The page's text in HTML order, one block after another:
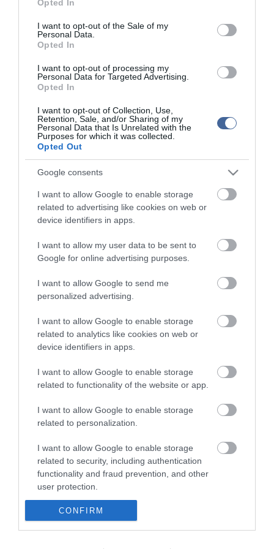
use your data for below specified purposes in below Google
consent section.
Opted In
I want to opt-out of the Sale of my
Personal Data.
Opted In
I want to opt-out of processing my
Personal Data for Targeted Advertising.
Opted In
I want to opt-out of Collection, Use,
Retention, Sale, and/or Sharing of my
Personal Data that Is Unrelated with the
Purposes for which it was collected.
Opted Out
Google consents
I want to allow Google to enable storage
related to advertising like cookies on web or
device identifiers in apps.
I want to allow my user data to be sent to
Google for online advertising purposes.
I want to allow Google to send me
personalized advertising.
I want to allow Google to enable storage
related to analytics like cookies on web or
device identifiers in apps.
I want to allow Google to enable storage
related to functionality of the website or app.
I want to allow Google to enable storage
related to personalization.
I want to allow Google to enable storage
related to security, including authentication
functionality and fraud prevention, and other
user protection.
CONFIRM
top fórum témák:
Tanár Úr gyere, mindjárt lesz Lillád!
AZ IGAZSÁG SOHA NEM KÉSŐ
2022.05.10 21:07
Porvihar
2022.03.29 16:11
Mit szólsz? Ide minden baromságot...
Portál szoftver és szerkesztőségi CMS, DMS rendszer:© PortalWare, 2017
Magnum IT Kft.
Médiaajánlat és hirdetési akciók • Adatvédelmi
Partnerek• ma.hu RSS csatornái